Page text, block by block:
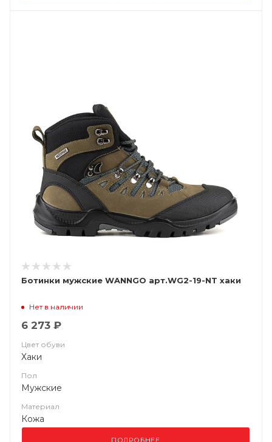
Ботинки мужские WANNGO арт.WG2-19-NT хаки
Нет в наличии
6 273 ₽
Цвет обуви
Хаки
Пол
Мужские
Материал
Кожа
ПОДРОБНЕЕ